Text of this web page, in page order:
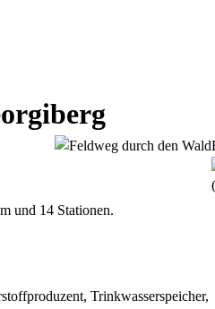
und 14 Stationen.
Trinkwasserspeicher,